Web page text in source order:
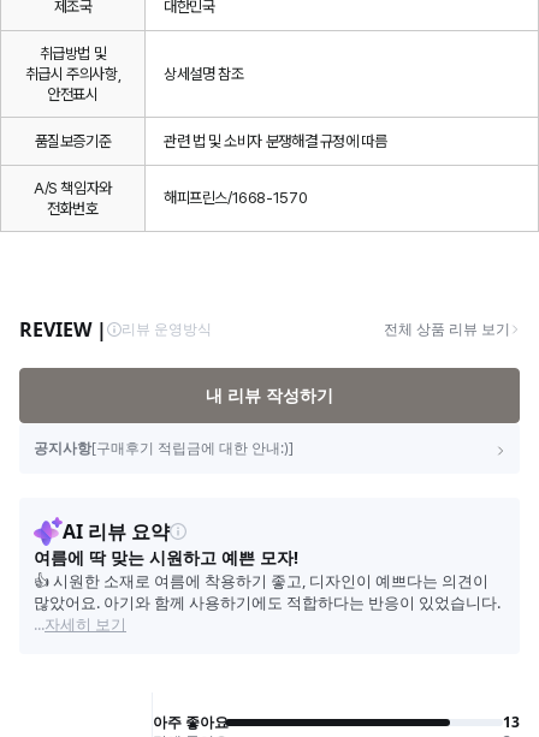
제조국 대한민국
취급방법 및
취급시 주의사항,
안전표시
상세설명 참조
품질보증기준 관련 법 및 소비자 분쟁해결 규정에 따름
A/S 책임자와
전화번호
해피프린스/1668-1570